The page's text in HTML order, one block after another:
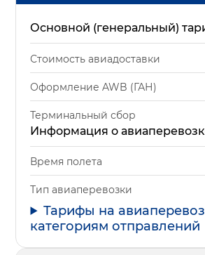
Основной (генеральный)
Стоимость авиадоставки
Оформление AWB (ГАН)
Терминальный сбор
Информация о
Время полета
Тип авиаперевозки
Тарифы на
категориям отправлений